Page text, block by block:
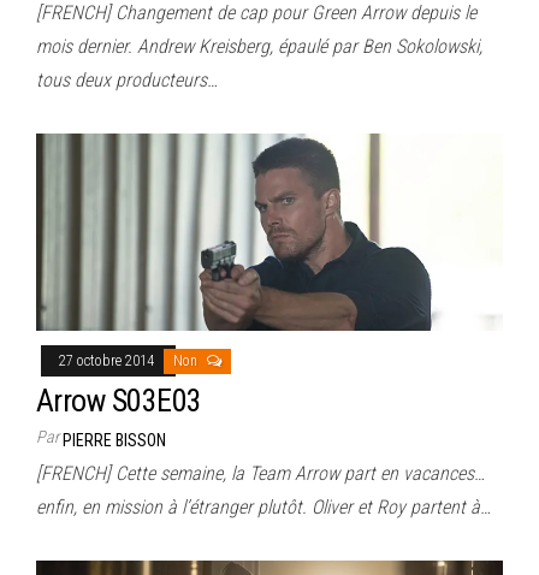
[FRENCH] Changement de cap pour Green Arrow depuis le
mois dernier. Andrew Kreisberg, épaulé par Ben Sokolowski,
tous deux producteurs…
27 octobre 2014 Non
Arrow S03E03
ParPIERRE BISSON
[FRENCH] Cette semaine, la Team Arrow part en vacances…
enfin, en mission à l’étranger plutôt. Oliver et Roy partent à…